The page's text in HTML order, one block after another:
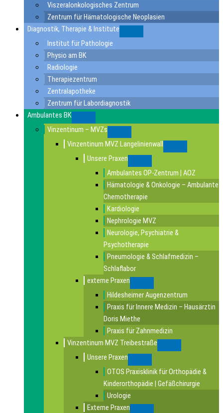
Viszeralonkologisches Zentrum
Zentrum für Hämatologische Neoplasien
Diagnostik, Therapie & Institute
Institut für Pathologie
Physio am BK
Radiologie
Therapiezentrum
Zentralapotheke
Zentrum für Labordiagnostik
Ambulantes BK
Vinzentinum – MVZs
Vinzentinum MVZ Langelinienwall
Unsere Praxen
Ambulantes OP-Zentrum | AOZ
Hämatologie & Onkologie – Ambulante
Chemotherapie
Kardiologie
Nephrologie MVZ
Neurologie, Psychiatrie &
Psychotherapie
Pneumologie & Schlafmedizin –
Schlaflabor
externe Praxen
Hildesheimer Augenzentrum
Praxis für Innere Medizin – Hausärztin
Doris Miethe
Praxis für Zahnmedizin
Vinzentinum MVZ Treibestraße
Unsere Praxen
OTOS Praxisklinik für Orthopädie &
Kinderorthopädie | Gefäßchirurgie
Urologie
Externe Praxen